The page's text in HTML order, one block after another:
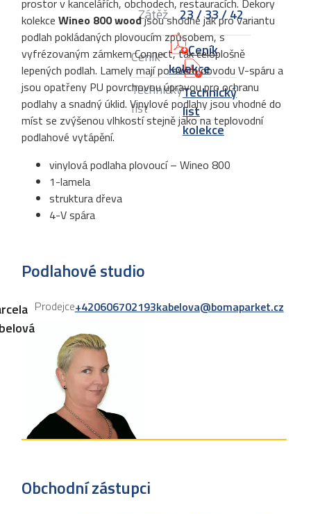
Zátěž
23 / 33 / 42
Ceník*
Ceník
kolekce
Technický
list
Technický
list
kolekce
prostor v kancelářích, obchodech, restauracích. Dekory
kolekce Wineo 800woodjsou shodné jak pro variantu
podlah pokládaných plovoucím způsobem, s
vyfrézovaným zámkem Connect, tak celoplošně
lepených podlah. Lamely mají po svém obvodu V-spáru a
jsou opatřeny PU povrchovou úpravou pro ochranu
podlahy a snadný úklid. Vinylové podlahy jsou vhodné do
míst se zvýšenou vlhkostí stejně jako na teplovodní
podlahové vytápění.
vinylová podlaha plovoucí – Wineo 800
1-lamela
struktura dřeva
4-V spára
Podlahové studio
Prodejce+420606702193kabelova@bomaparket.cz
Obchodní zástupci